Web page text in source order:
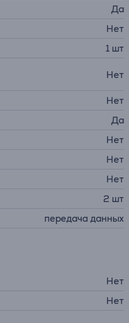
Да
Нет
1 шт
Нет
Нет
Да
Нет
Нет
Нет
2 шт
передача данных
Нет
Нет